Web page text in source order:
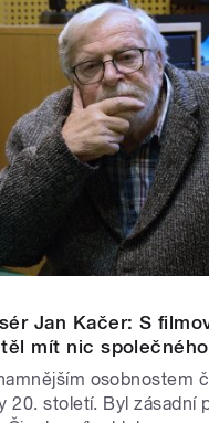
Jan Kačer: S
mít nic společného
osobnostem
20. století. Byl zásadní